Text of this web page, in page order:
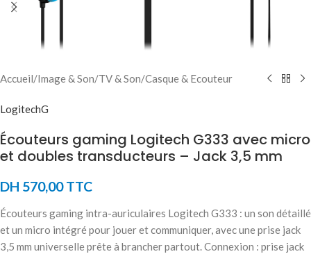
Accueil/Image & Son/TV & Son/Casque & Ecouteur
LogitechG
Écouteurs gaming Logitech G333 avec micro
et doubles transducteurs – Jack 3,5 mm
DH 570,00TTC
Écouteurs gaming intra-auriculaires Logitech G333 : un son détaillé
et un micro intégré pour jouer et communiquer, avec une prise jack
3,5 mm universelle prête à brancher partout. Connexion : prise jack